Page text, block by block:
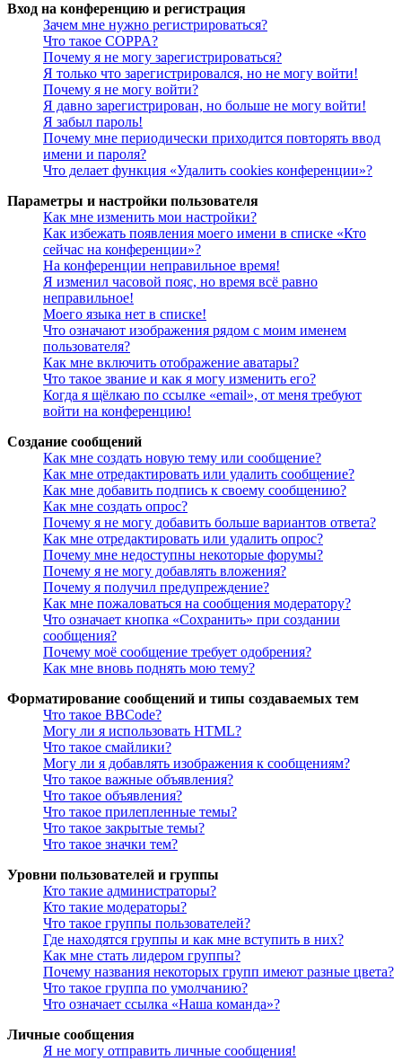
Вход на конференцию и регистрация
Зачем мне нужно регистрироваться?
Что такое COPPA?
Почему я не могу зарегистрироваться?
Я только что зарегистрировался, но не могу войти!
Почему я не могу войти?
Я давно зарегистрирован, но больше не могу войти!
Я забыл пароль!
Почему мне периодически приходится повторять ввод
имени и пароля?
Что делает функция «Удалить cookies конференции»?
Параметры и настройки пользователя
Как мне изменить мои настройки?
Как избежать появления моего имени в списке «Кто
сейчас на конференции»?
На конференции неправильное время!
Я изменил часовой пояс, но время всё равно
неправильное!
Моего языка нет в списке!
Что означают изображения рядом с моим именем
пользователя?
Как мне включить отображение аватары?
Что такое звание и как я могу изменить его?
Когда я щёлкаю по ссылке «email», от меня требуют
войти на конференцию!
Создание сообщений
Как мне создать новую тему или сообщение?
Как мне отредактировать или удалить сообщение?
Как мне добавить подпись к своему сообщению?
Как мне создать опрос?
Почему я не могу добавить больше вариантов ответа?
Как мне отредактировать или удалить опрос?
Почему мне недоступны некоторые форумы?
Почему я не могу добавлять вложения?
Почему я получил предупреждение?
Как мне пожаловаться на сообщения модератору?
Что означает кнопка «Сохранить» при создании
сообщения?
Почему моё сообщение требует одобрения?
Как мне вновь поднять мою тему?
Форматирование сообщений и типы создаваемых тем
Что такое BBCode?
Могу ли я использовать HTML?
Что такое смайлики?
Могу ли я добавлять изображения к сообщениям?
Что такое важные объявления?
Что такое объявления?
Что такое прилепленные темы?
Что такое закрытые темы?
Что такое значки тем?
Уровни пользователей и группы
Кто такие администраторы?
Кто такие модераторы?
Что такое группы пользователей?
Где находятся группы и как мне вступить в них?
Как мне стать лидером группы?
Почему названия некоторых групп имеют разные цвета?
Что такое группа по умолчанию?
Что означает ссылка «Наша команда»?
Личные сообщения
Я не могу отправить личные сообщения!